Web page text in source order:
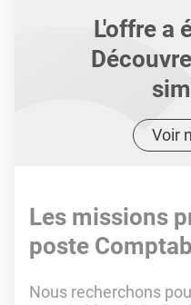
L'offre a
Voir
Les missions
poste
Nous recherchons